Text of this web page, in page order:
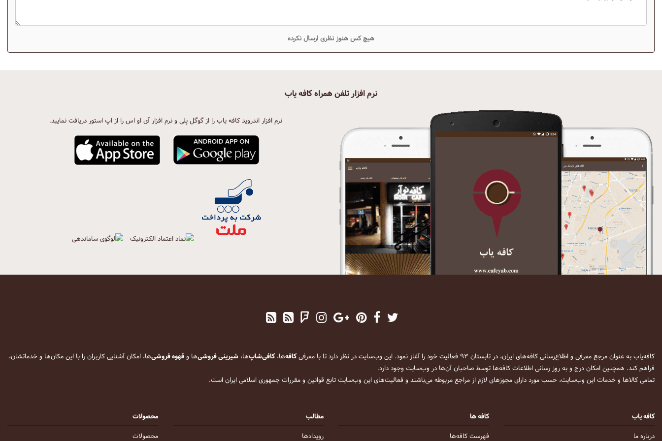
هیچ کس هنوز نظری ارسال نکرده
نرم افزار تلفن همراه کافه یاب
نرم افزار اندروید کافه یاب را از گوگل پلی و نرم افزار آی او اس را از اپ استور دریافت نمایید.
کافه‌یاب به عنوان مرجع معرفی و اطلاع‌رسانی کافه‌های ایران، در تابستان ۹۳ فعالیت خود را آغاز نمود. این وب‌سایت در نظر دارد تا با معرفی کافه‌ها، کافی‌شاپ‌ها، شیرینی فروشی‌ها وقهوه فروشی‌ها، امکان آشنایی کاربران را با این مکان‌ها و خدماتشان،
فراهم کند. همچنین امکان درج و به روز رسانی اطلاعات کافه‌ها توسط صاحبان آن‌ها در وب‌سایت وجود دارد.
تمامی کالاها و خدمات این وب‌سایت، حسب مورد دارای مجوزهای لازم از مراجع مربوطه می‌باشند و فعالیت‌های این وب‌سایت تابع قوانین و مقررات جمهوری اسلامی ایران است.
کافه یاب
درباره ما
کافه ها
فهرست کافه‌ها
مطالب
رویداد‌ها
محصولات
محصولات